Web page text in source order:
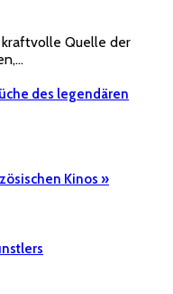
Quelle der
des legendären
Kinos »